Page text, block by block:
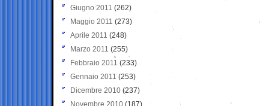
Giugno 2011 (262)
Maggio 2011 (273)
Aprile 2011 (248)
Marzo 2011 (255)
Febbraio 2011 (233)
Gennaio 2011 (253)
Dicembre 2010 (237)
Novembre 2010 (187)